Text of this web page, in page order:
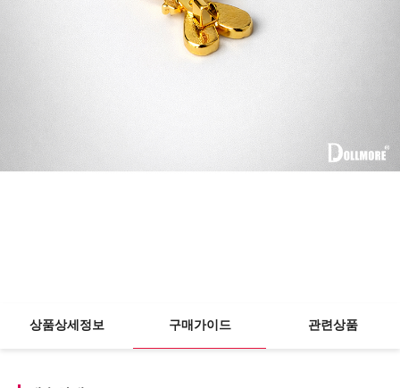
상품상세정보 구매가이드 관련상품